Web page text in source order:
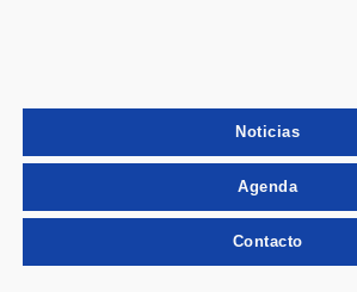
Noticias
Agenda
Contacto